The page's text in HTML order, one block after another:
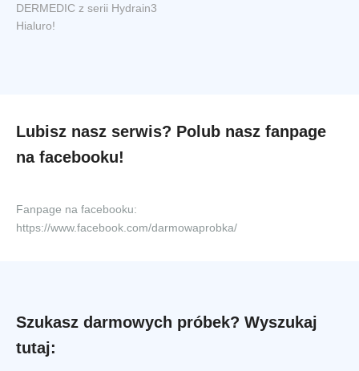
DERMEDIC z serii Hydrain3
Hialuro!
Lubisz nasz serwis? Polub nasz fanpage
na facebooku!
Fanpage na facebooku:
https://www.facebook.com/darmowaprobka/
Szukasz darmowych próbek? Wyszukaj
tutaj: